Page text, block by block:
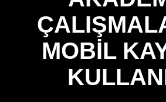
MOBIL